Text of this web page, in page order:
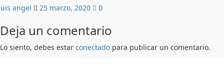
angel 25 marzo, 2020 0
Deja un comentario
Lo siento, debes estar conectado para publicar un comentario.